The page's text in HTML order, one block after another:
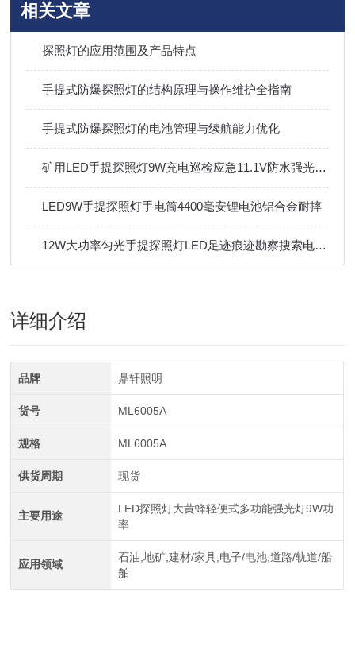
相关文章
探照灯的应用范围及产品特点
手提式防爆探照灯的结构原理与操作维护全指南
手提式防爆探照灯的电池管理与续航能力优化
矿用LED手提探照灯9W充电巡检应急11.1V防水强光手电筒
LED9W手提探照灯手电筒4400毫安锂电池铝合金耐摔
12W大功率匀光手提探照灯LED足迹痕迹勘察搜索电量显示IP65
详细介绍
品牌 鼎轩照明
货号 ML6005A
规格 ML6005A
供货周期 现货
主要用途
LED探照灯大黄蜂轻便式多功能强光灯9W功
率
应用领域
石油,地矿,建材/家具,电子/电池,道路/轨道/船
舶